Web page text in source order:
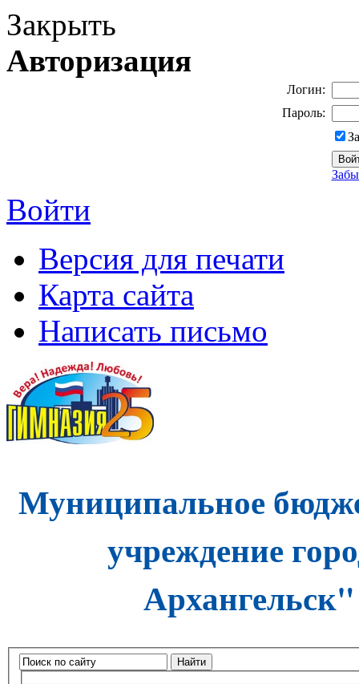
Закрыть
Авторизация
Логин:
Пароль:
Войти
Версия для печати
Карта сайта
Написать письмо
Муниципальное
учреждение
Найти